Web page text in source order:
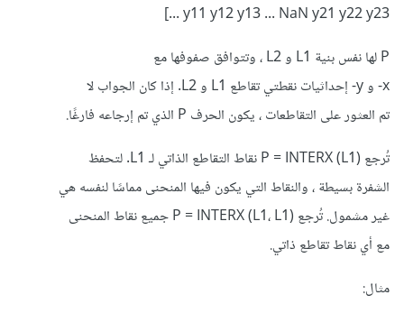
y11 y12 y13 ... NaN y21 y22 y23 ...]
P لها نفس بنية L1 و L2 ، وتتوافق صفوفها مع
x- و y- إحداثيات نقطتي تقاطع L1 و L2. إذا كان الجواب لا
تم العثور على التقاطعات ، يكون الحرف P الذي تم إرجاعه فارغًا.
تُرجع P = INTERX (L1) نقاط التقاطع الذاتي لـ L1. لتحفظ
الشفرة بسيطة ، والنقاط التي يكون فيها المنحنى مماسًا لنفسه هي
غير مشمول. تُرجع P = INTERX (L1، L1) جميع نقاط المنحنى
مع أي نقاط تقاطع ذاتي.
مثال: